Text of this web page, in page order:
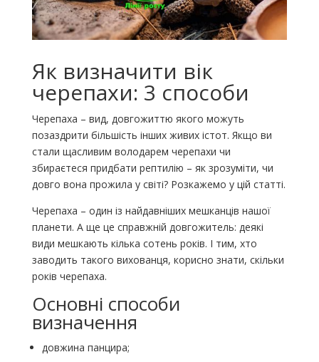
Як визначити вік
черепахи: 3 способи
Черепаха – вид, довгожиттю якого можуть
позаздрити більшість інших живих істот. Якщо ви
стали щасливим володарем черепахи чи
збираєтеся придбати рептилію – як зрозуміти, чи
довго вона прожила у світі? Розкажемо у цій статті.
Черепаха – один із найдавніших мешканців нашої
планети. А ще це справжній довгожитель: деякі
види мешкають кілька сотень років. І тим, хто
заводить такого вихованця, корисно знати, скільки
років черепаха.
Основні способи
визначення
довжина панцира;